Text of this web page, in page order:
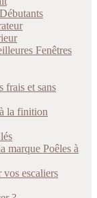
Fenêtres
frais et sans
la finition
marque Poêles à
vos escaliers